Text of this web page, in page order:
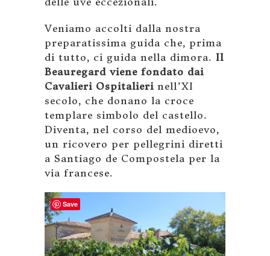
Veniamo accolti dalla nostra
preparatissima guida che, prima
di tutto, ci guida nella dimora. Il
Beauregard viene fondato dai
Cavalieri Ospitalieri nell’XI
secolo, che donano la croce
templare simbolo del castello.
Diventa, nel corso del medioevo,
un ricovero per pellegrini diretti
a Santiago de Compostela per la
via francese.
Save